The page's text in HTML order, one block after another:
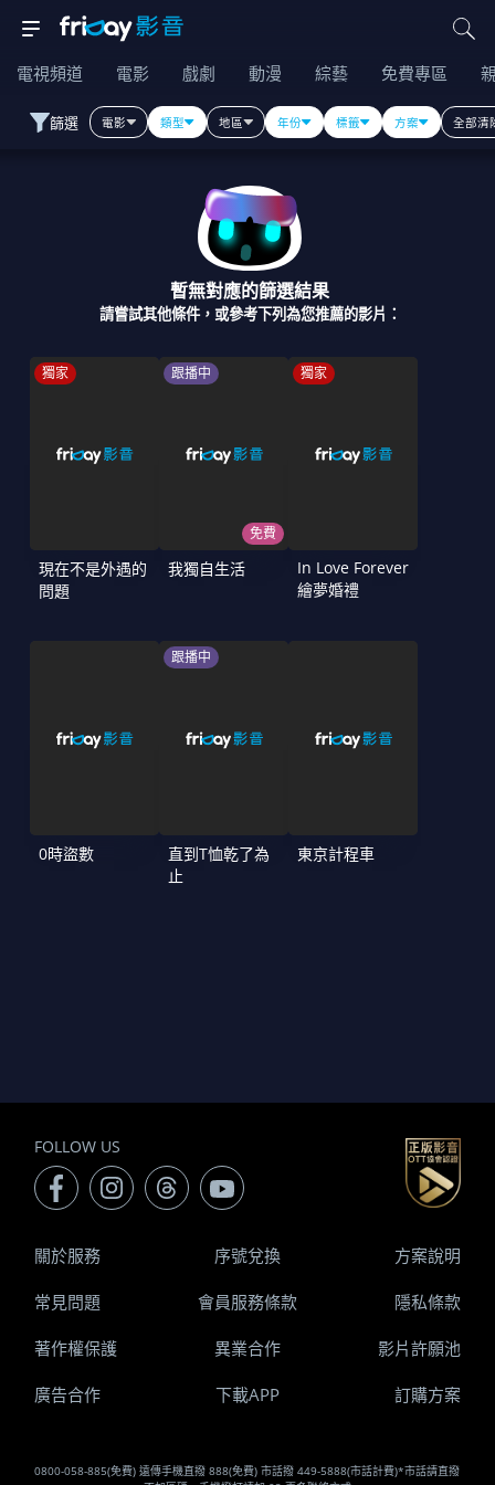
電視頻道 電影 戲劇 動漫 綜藝 免費專區
篩選 電影 類型 地區 年份 標籤 方案 全部清
暫無對應的篩選結果
請嘗試其他條件，或參考下列為您推薦的影片：
獨家
現在不是外遇的
問題
跟播中
免費
我獨自生活
獨家
In Love Forever
繪夢婚禮
0時盜數
跟播中
直到T恤乾了為
止
東京計程車
FOLLOW US
0800-058-885(免費) 遠傳手機直撥 888(免費) 市話撥 449-5888(市話計費)*市話請直撥
關於服務 序號兌換 方案說明
常見問題 會員服務條款 隱私條款
著作權保護 異業合作 影片許願池
廣告合作 下載APP 訂購方案